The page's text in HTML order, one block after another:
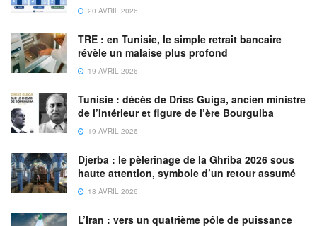
20 AVRIL 2026
TRE : en Tunisie, le simple retrait bancaire
révèle un malaise plus profond
19 AVRIL 2026
Tunisie : décès de Driss Guiga, ancien ministre
de l’Intérieur et figure de l’ère Bourguiba
19 AVRIL 2026
Djerba : le pèlerinage de la Ghriba 2026 sous
haute attention, symbole d’un retour assumé
18 AVRIL 2026
L’Iran : vers un quatrième pôle de puissance